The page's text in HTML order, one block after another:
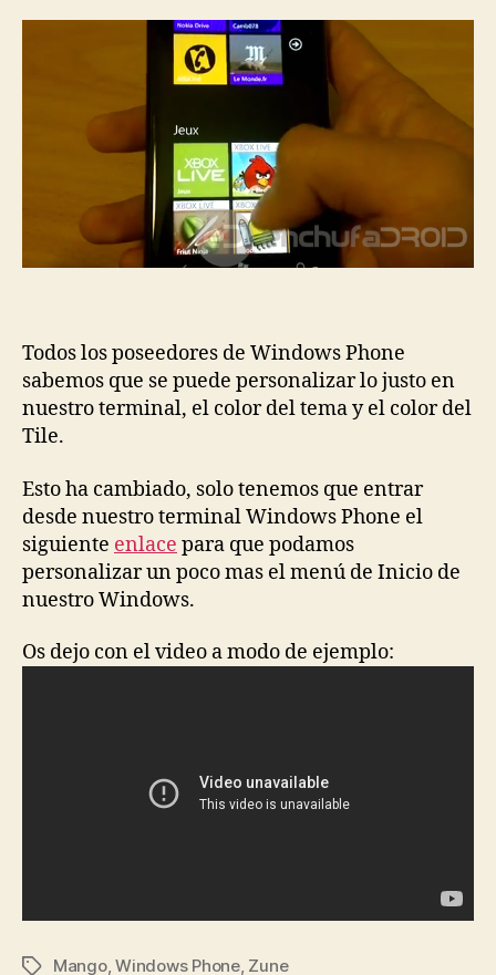
Todos los poseedores de Windows Phone
sabemos que se puede personalizar lo justo en
nuestro terminal, el color del tema y el color del
Tile.
Esto ha cambiado, solo tenemos que entrar
desde nuestro terminal Windows Phone el
siguiente enlace para que podamos
personalizar un poco mas el menú de Inicio de
nuestro Windows.
Os dejo con el video a modo de ejemplo:
Etiquetas
Mango,Windows Phone, Zune